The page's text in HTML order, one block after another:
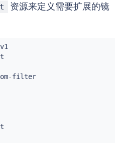
资源来定义需要扩展的镜
-filter